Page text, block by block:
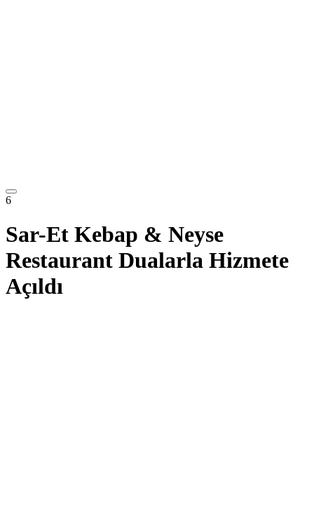
6
Sar-Et Kebap & Neyse
Restaurant Dualarla Hizmete
Açıldı